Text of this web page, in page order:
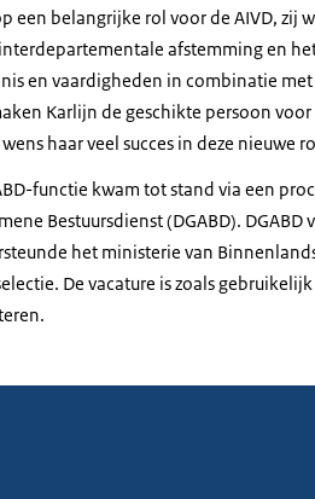
een belangrijke rol voor de AIVD, zij
afstemming en
en vaardigheden in combinatie
Karlijn de geschikte persoon
haar veel succes in deze nieuwe
functie kwam tot stand via een
Bestuursdienst (DGABD).
het ministerie van
De vacature is zoals